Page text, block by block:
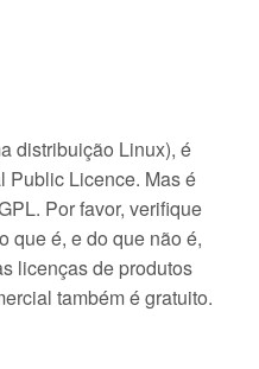
distribuição Linux), é
Public Licence. Mas é
Por favor, verifique
que é, e do que não é,
licenças de produtos
também é gratuito.